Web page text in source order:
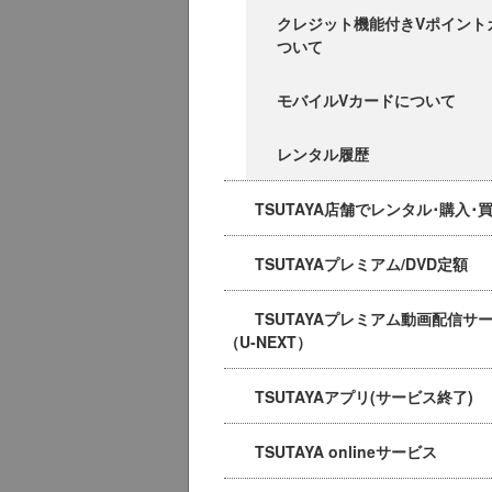
クレジット機能付きVポイント
ついて
モバイルVカードについて
レンタル履歴
TSUTAYA店舗でレンタル･購入･
TSUTAYAプレミアム/DVD定額
TSUTAYAプレミアム動画配信サ
（U-NEXT）
TSUTAYAアプリ(サービス終了)
TSUTAYA onlineサービス